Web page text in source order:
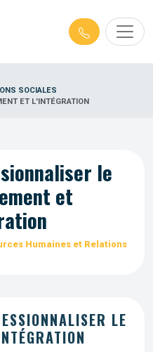
SOCIALES
ET L'INTÉGRATION
le
et
Humaines et Relations
LE